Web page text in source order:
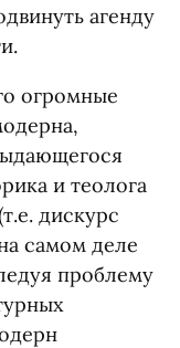
агенду
огромные
и теолога
т.е. дискурс
самом деле
проблему